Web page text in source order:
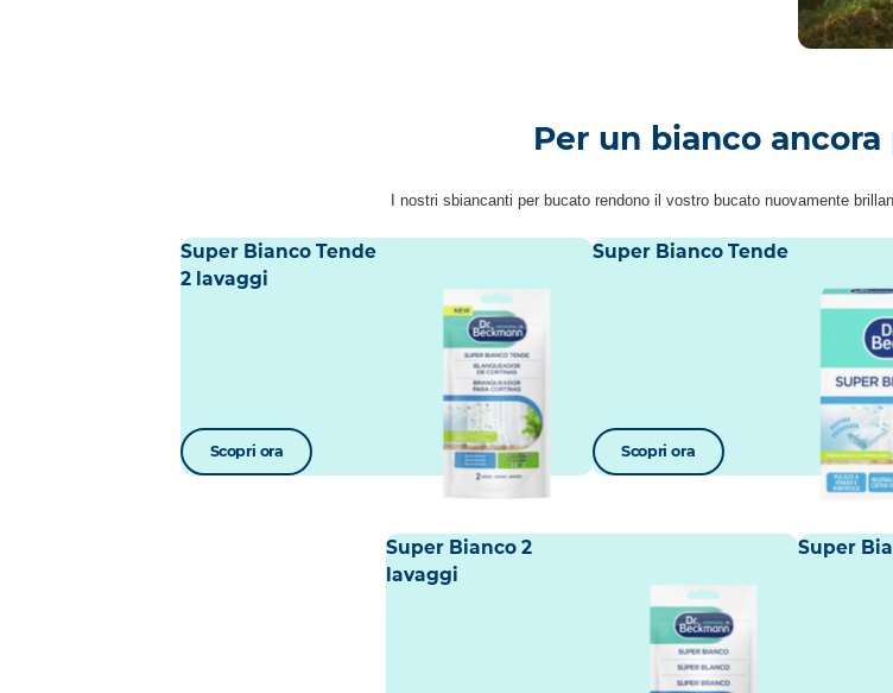
Per un bianco
I nostri sbiancanti per bucato rendono il vostro bucato nuovamente
Super Bianco Tende
2 lavaggi
Scopri ora
Super Bianco Tende
Scopri ora
Super Bianco 2
lavaggi
Super